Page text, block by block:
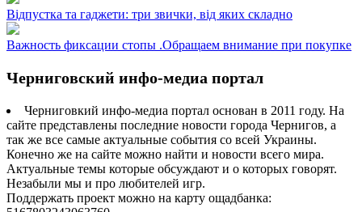
Відпустка та гаджети: три звички, від яких складно
Важность фиксации стопы .Обращаем внимание при покупке
Черниговский инфо-медиа портал
Черниговкий инфо-медиа портал основан в 2011 году. На
сайте представлены последние новости города Чернигов, а
так же все самые актуальные события со всей Украины.
Конечно же на сайте можно найти и новости всего мира.
Актуальные темы которые обсуждают и о которых говорят.
Незабыли мы и про любителей игр.
Поддержать проект можно на карту ощадбанка: